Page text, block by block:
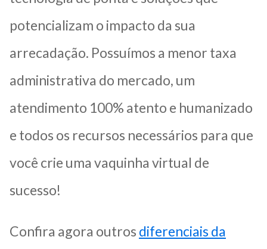
potencializam o impacto da sua
arrecadação. Possuímos a menor taxa
administrativa do mercado, um
atendimento 100% atento e humanizado
e todos os recursos necessários para que
você crie uma vaquinha virtual de
sucesso!
Confira agora outros diferenciais da